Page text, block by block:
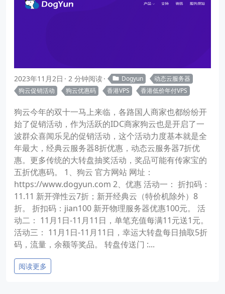
2023年11月2日 2 分钟阅读 Dogyun
动态云服务器
狗云促销活动
狗云优惠码 香港VPS 香港低价年付VPS
狗云今年的双十一马上来临，各路国人商家也都纷纷开
始了促销活动，作为活跃的IDC商家狗云也是开启了一
波群众喜闻乐见的促销活动，这个活动力度基本就是全
年最大，经典云服务器8折优惠，动态云服务器7折优
惠。更多传统的大转盘抽奖活动，奖品可能有传家宝的
五折优惠码。 1、狗云 官方网站 网址：
https://www.dogyun.com 2、优惠 活动一： 折扣码：
11.11 新开弹性云7折；新开经典云（特价机除外）8
折。 折扣码：jian100 新开物理服务器优惠100元。 活
动二： 11月1日-11月11日，单笔充值每满11元送1元。
活动三： 11月1日-11月11日，幸运大转盘每日抽取5折
码，流量，余额等奖品。 转盘传送门 :...
阅读更多